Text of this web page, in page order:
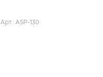
Арт.: ASP-130